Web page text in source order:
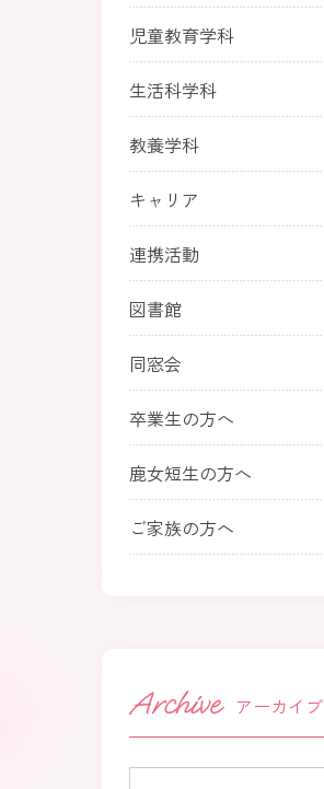
児童教育学科
生活科学科
教養学科
キャリア
連携活動
図書館
同窓会
卒業生の方へ
鹿女短生の方へ
ご家族の方へ
アーカイブ